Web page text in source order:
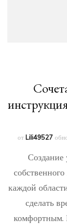
от Lili49527
каждой
сделать
комфортным.